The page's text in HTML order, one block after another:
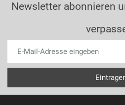
Newsletter abonnieren